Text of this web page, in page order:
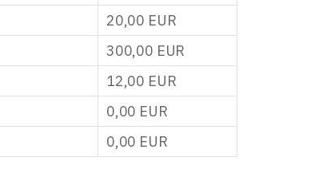
20,00 EUR
300,00 EUR
12,00 EUR
0,00 EUR
0,00 EUR